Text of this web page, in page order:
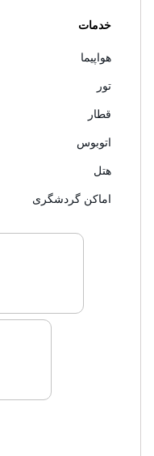
خدمات
هواپیما
تور
قطار
اتوبوس
هتل
اماکن گردشگری